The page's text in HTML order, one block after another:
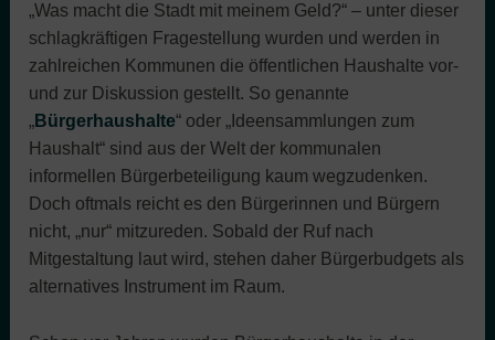
„Was macht die Stadt mit meinem Geld?“ – unter dieser
schlagkräftigen Fragestellung wurden und werden in
zahlreichen Kommunen die öffentlichen Haushalte vor-
und zur Diskussion gestellt. So genannte
„Bürgerhaushalte“ oder „Ideensammlungen zum
Haushalt“ sind aus der Welt der kommunalen
informellen Bürgerbeteiligung kaum wegzudenken.
Doch oftmals reicht es den Bürgerinnen und Bürgern
nicht, „nur“ mitzureden. Sobald der Ruf nach
Mitgestaltung laut wird, stehen daher Bürgerbudgets als
alternatives Instrument im Raum.